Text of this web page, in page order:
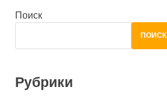
Поиск
ПОИСК
Рубрики